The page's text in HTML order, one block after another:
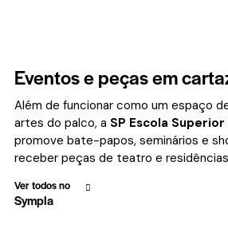
Eventos e peças em
Além de funcionar como um espaço
artes do palco, a SP Escola
promove bate-papos, seminários e
receber peças de teatro e
Ver todos no
Sympla